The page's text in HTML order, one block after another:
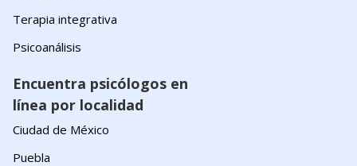
Terapia integrativa
Psicoanálisis
Encuentra psicólogos en
línea por localidad
Ciudad de México
Puebla